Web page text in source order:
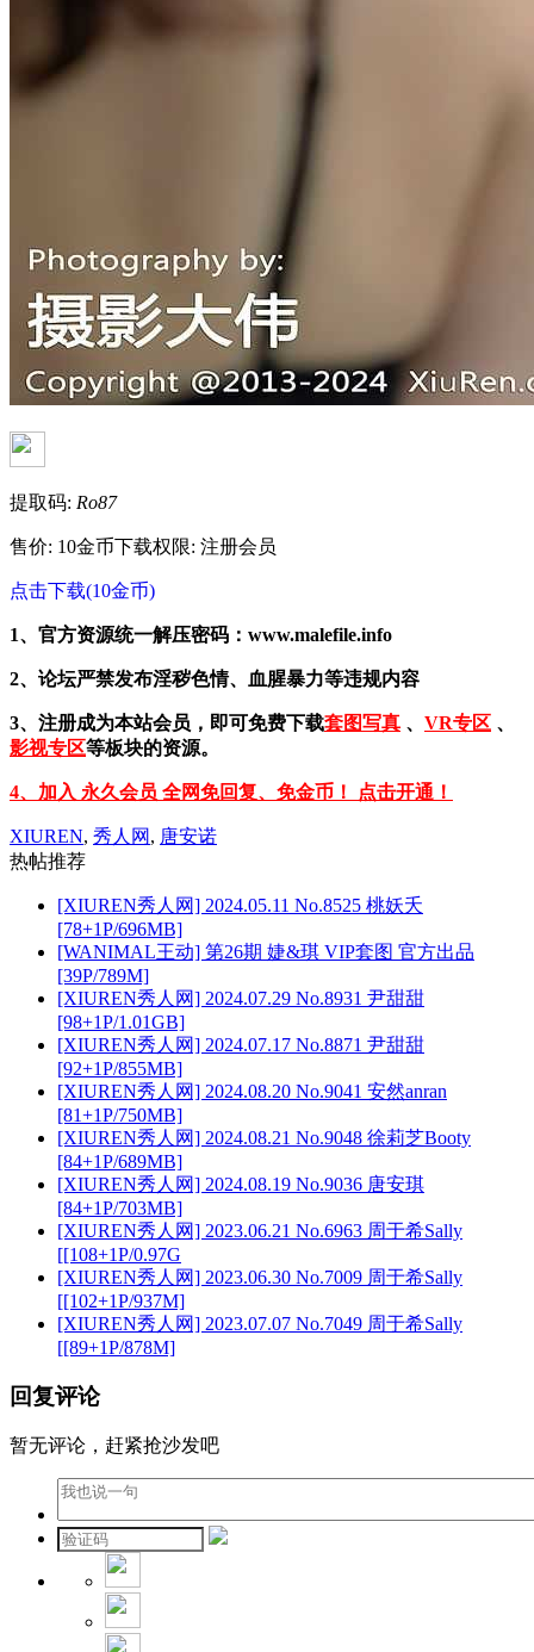
提取码: Ro87
售价: 10金币下载权限: 注册会员
点击下载(10金币)
1、官方资源统一解压密码：www.malefile.info
2、论坛严禁发布淫秽色情、血腥暴力等违规内容
3、注册成为本站会员，即可免费下载套图写真 、 VR专区 、
影视专区等板块的资源。
4、加入 永久会员 全网免回复、免金币！ 点击开通！
XIUREN, 秀人网 , 唐安诺
热帖推荐
[XIUREN秀人网] 2024.05.11 No.8525 桃妖夭
[78+1P/696MB]
[WANIMAL王动] 第26期 婕&琪 VIP套图 官方出品
[39P/789M]
[XIUREN秀人网] 2024.07.29 No.8931 尹甜甜
[98+1P/1.01GB]
[XIUREN秀人网] 2024.07.17 No.8871 尹甜甜
[92+1P/855MB]
[XIUREN秀人网] 2024.08.20 No.9041 安然anran
[81+1P/750MB]
[XIUREN秀人网] 2024.08.21 No.9048 徐莉芝Booty
[84+1P/689MB]
[XIUREN秀人网] 2024.08.19 No.9036 唐安琪
[84+1P/703MB]
[XIUREN秀人网] 2023.06.21 No.6963 周于希Sally
[[108+1P/0.97G
[XIUREN秀人网] 2023.06.30 No.7009 周于希Sally
[[102+1P/937M]
[XIUREN秀人网] 2023.07.07 No.7049 周于希Sally
[[89+1P/878M]
回复评论
暂无评论，赶紧抢沙发吧